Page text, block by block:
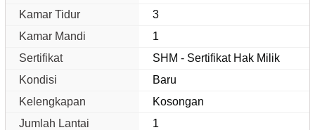
Kamar Tidur
3
Kamar Mandi
1
Sertifikat
SHM - Sertifikat Hak Milik
Kondisi
Baru
Kelengkapan
Kosongan
Jumlah Lantai
1